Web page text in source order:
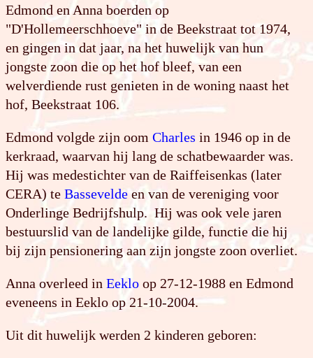
Edmond en Anna boerden op
"D'Hollemeerschhoeve" in de Beekstraat tot 1974,
en gingen in dat jaar, na het huwelijk van hun
jongste zoon die op het hof bleef, van een
welverdiende rust genieten in de woning naast het
hof, Beekstraat 106.
Edmond volgde zijn oom Charles in 1946 op in de
kerkraad, waarvan hij lang de schatbewaarder was.
Hij was medestichter van de Raiffeisenkas (later
CERA) te Basseveldeen van de vereniging voor
Onderlinge Bedrijfshulp. Hij was ook vele jaren
bestuurslid van de landelijke gilde, functie die hij
bij zijn pensionering aan zijn jongste zoon overliet.
Anna overleed in Eeklo op 27-12-1988 en Edmond
eveneens in Eeklo op 21-10-2004.
Uit dit huwelijk werden 2 kinderen geboren: